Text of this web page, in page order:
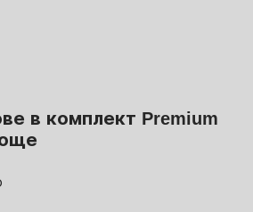
в комплект Premium